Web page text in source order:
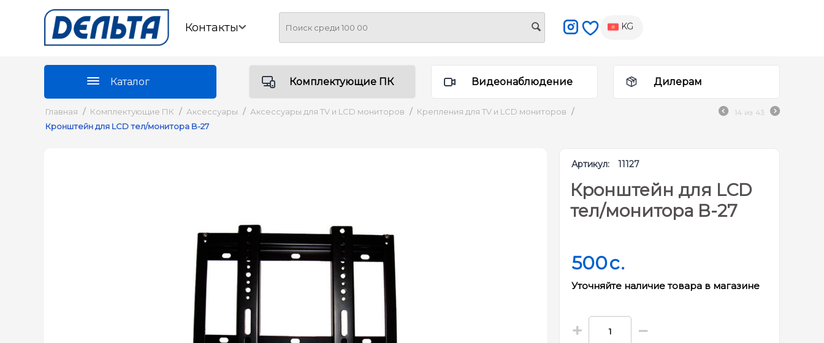
Контакты KG
Каталог Комплектующие ПК Видеонаблюдение Дилерам
Главная / Комплектующие ПК / Аксессуары / Аксессуары для TV и LCD мониторов / Крепления для TV и LCD мониторов /
Кронштейн для LCD тел/монитора B-27
14 из 43
Артикул: 11127
Кронштейн для LCD
тел/монитора B-27
500c.
Уточняйте наличие товара в магазине
+ −